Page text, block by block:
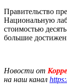
Правительство
Национальную
стоимостью
большие
Новости от
на наш канал